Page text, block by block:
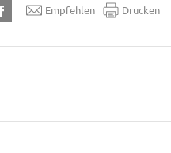
Empfehlen Drucken